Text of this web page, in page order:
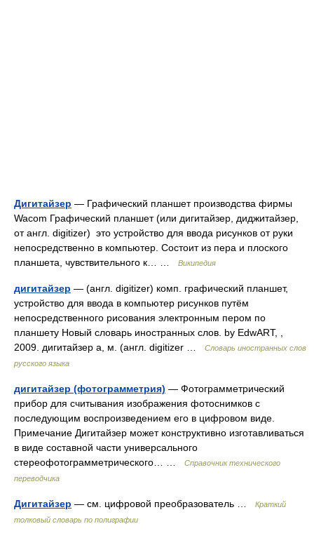
Дигитайзер — Графический планшет производства фирмы
Wacom Графический планшет (или дигитайзер, диджитайзер,
от англ. digitizer) это устройство для ввода рисунков от руки
непосредственно в компьютер. Состоит из пера и плоского
планшета, чувствительного к… …
Википедия
дигитайзер — (англ. digitizer) комп. графический планшет,
устройство для ввода в компьютер рисунков путём
непосредственного рисования электронным пером по
планшету Новый словарь иностранных слов. by EdwART, ,
2009. дигитайзер а, м. (англ. digitizer …
Словарь иностранных слов
русского языка
дигитайзер (фотограмметрия) — Фотограмметрический
прибор для считывания изображения фотоснимков с
последующим воспроизведением его в цифровом виде.
Примечание Дигитайзер может конструктивно изготавливаться
в виде составной части универсального
стереофотограмметрического… …
Справочник технического
переводчика
Дигитайзер — см. цифровой преобразователь …
Краткий
толковый словарь по полиграфии